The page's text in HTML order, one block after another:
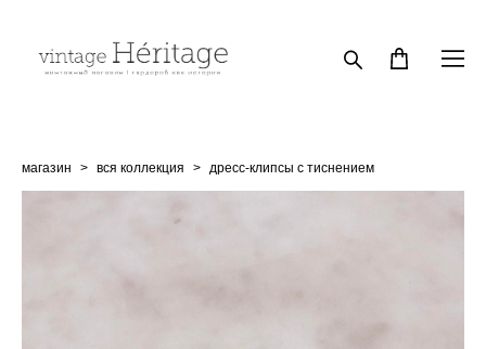
магазин > вся коллекция > дресс-клипсы с тиснением